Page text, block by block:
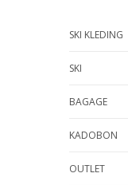
SKI KLEDING
SKI
BAGAGE
KADOBON
OUTLET